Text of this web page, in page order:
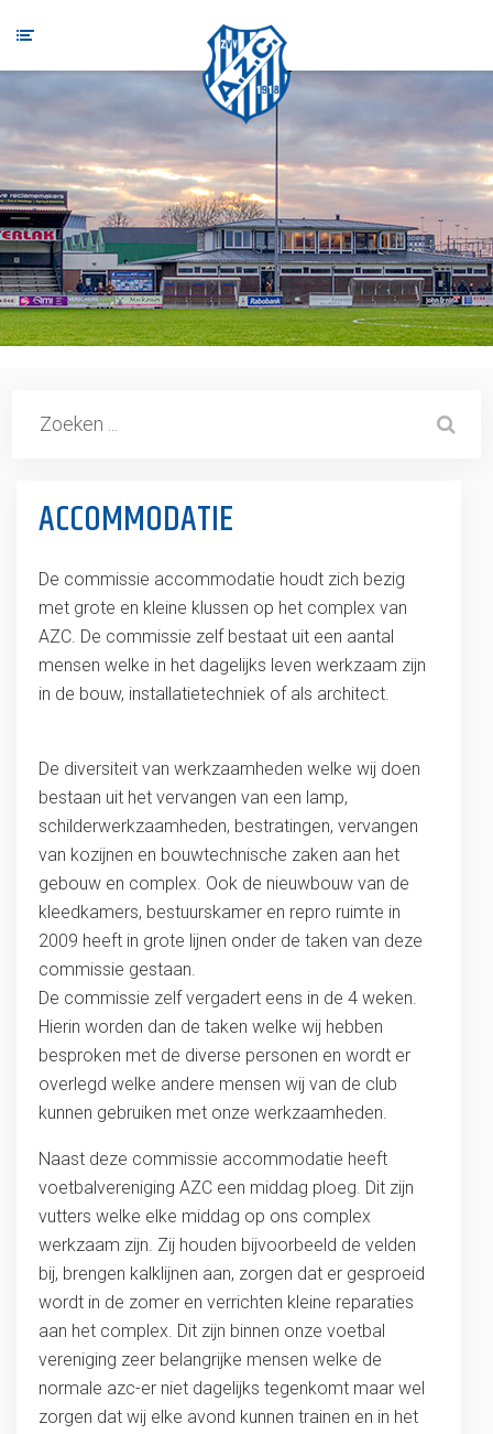
ACCOMMODATIE
De commissie accommodatie houdt zich bezig
met grote en kleine klussen op het complex van
AZC. De commissie zelf bestaat uit een aantal
mensen welke in het dagelijks leven werkzaam zijn
in de bouw, installatietechniek of als architect.
De diversiteit van werkzaamheden welke wij doen
bestaan uit het vervangen van een lamp,
schilderwerkzaamheden, bestratingen, vervangen
van kozijnen en bouwtechnische zaken aan het
gebouw en complex. Ook de nieuwbouw van de
kleedkamers, bestuurskamer en repro ruimte in
2009 heeft in grote lijnen onder de taken van deze
commissie gestaan.
De commissie zelf vergadert eens in de 4 weken.
Hierin worden dan de taken welke wij hebben
besproken met de diverse personen en wordt er
overlegd welke andere mensen wij van de club
kunnen gebruiken met onze werkzaamheden.
Naast deze commissie accommodatie heeft
voetbalvereniging AZC een middag ploeg. Dit zijn
vutters welke elke middag op ons complex
werkzaam zijn. Zij houden bijvoorbeeld de velden
bij, brengen kalklijnen aan, zorgen dat er gesproeid
wordt in de zomer en verrichten kleine reparaties
aan het complex. Dit zijn binnen onze voetbal
vereniging zeer belangrijke mensen welke de
normale azc-er niet dagelijks tegenkomt maar wel
zorgen dat wij elke avond kunnen trainen en in het